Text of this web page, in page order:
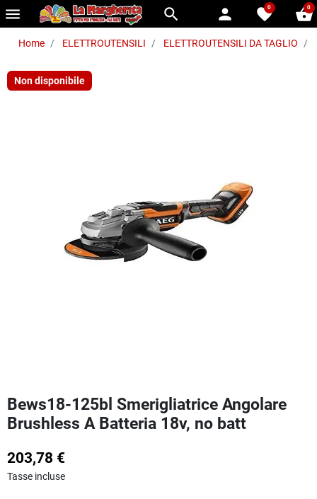
menu search person favorite
0 shopping_basket
0
Home ELETTROUTENSILI ELETTROUTENSILI DA TAGLIO
Non disponibile
Bews18-125bl Smerigliatrice Angolare
Brushless A Batteria 18v, no batt
203,78 €
Tasse incluse